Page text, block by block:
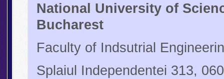
National University of
Bucharest
Faculty of Indsutrial
Splaiul Independentei 313,